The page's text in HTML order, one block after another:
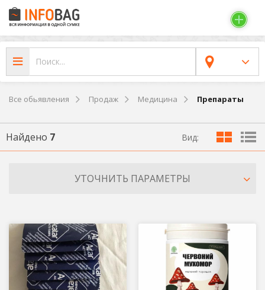
Все обьявления Продаж Медицина Препараты
Найдено 7 Вид:
УТОЧНИТЬ ПАРАМЕТРЫ